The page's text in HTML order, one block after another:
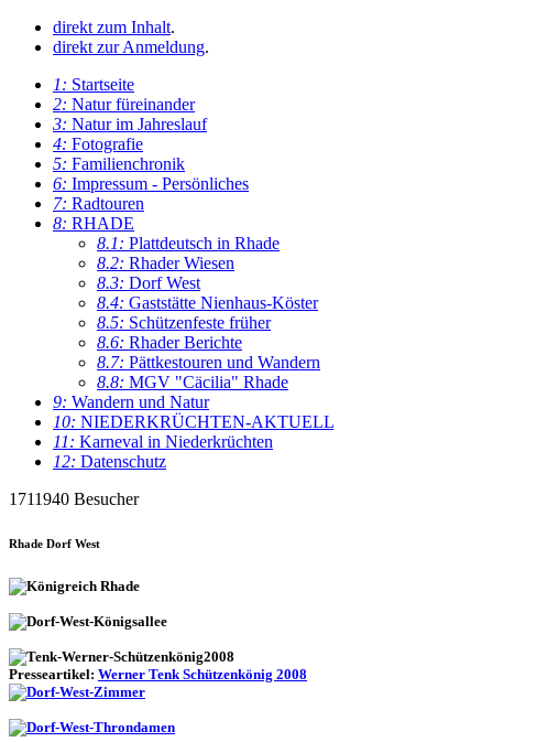
direkt zum Inhalt.
direkt zur Anmeldung.
1: Startseite
2: Natur füreinander
3: Natur im Jahreslauf
4: Fotografie
5: Familienchronik
6: Impressum - Persönliches
7: Radtouren
8: RHADE
8.1: Plattdeutsch in Rhade
8.2: Rhader Wiesen
8.3: Dorf West
8.4: Gaststätte Nienhaus-Köster
8.5: Schützenfeste früher
8.6: Rhader Berichte
8.7: Pättkestouren und Wandern
8.8: MGV "Cäcilia" Rhade
9: Wandern und Natur
10: NIEDERKRÜCHTEN-AKTUELL
11: Karneval in Niederkrüchten
12: Datenschutz
1711940 Besucher
Rhade Dorf West
Presseartikel: Werner Tenk Schützenkönig 2008